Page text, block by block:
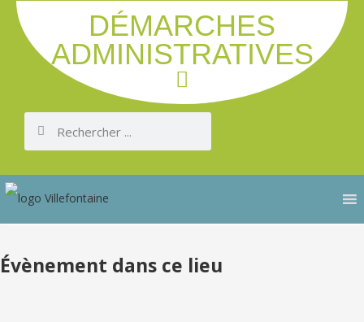
DÉMARCHES
ADMINISTRATIVES
Évènement dans ce lieu